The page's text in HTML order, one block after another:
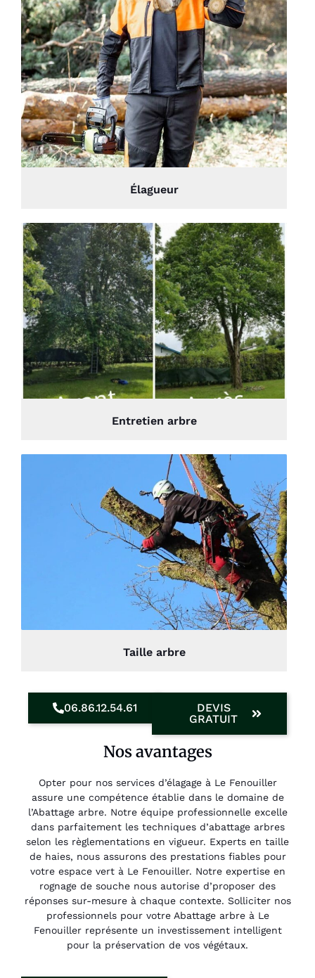
Élagueur
Entretien arbre
Taille arbre
06.86.12.54.61
DEVIS
GRATUIT
Nos avantages
Opter pour nos services d’élagage à Le Fenouiller
assure une compétence établie dans le domaine de
l’Abattage arbre. Notre équipe professionnelle excelle
dans parfaitement les techniques d’abattage arbres
selon les règlementations en vigueur. Experts en taille
de haies, nous assurons des prestations fiables pour
votre espace vert à Le Fenouiller. Notre expertise en
rognage de souche nous autorise d’proposer des
réponses sur-mesure à chaque contexte. Solliciter nos
professionnels pour votre Abattage arbre à Le
Fenouiller représente un investissement intelligent
pour la préservation de vos végétaux.